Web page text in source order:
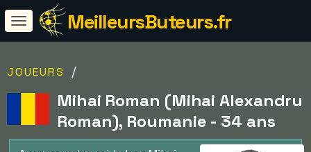
MeilleursButeurs.fr
JOUEURS /
Mihai Roman (Mihai Alexandru
Roman), Roumanie - 34 ans